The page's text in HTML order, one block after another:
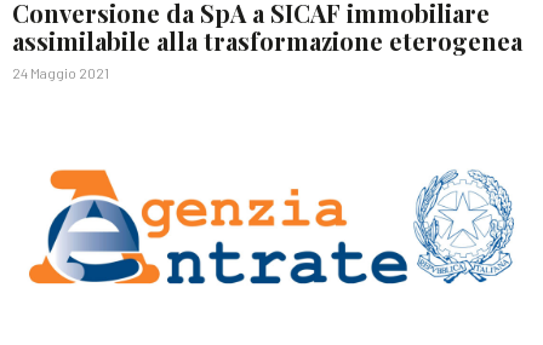
Conversione da SpA a SICAF immobiliare
assimilabile alla trasformazione eterogenea
24 Maggio 2021